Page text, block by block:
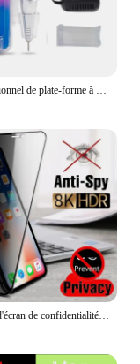
Kit professionnel de plate-forme à ongles, lime à ongles électrique Portable et Rechargeable, 35000 tr/min, pour vernis de manucure et pédicure en Gel acrylique
Protecteur d'écran de confidentialité à couverture complète, pour iPhone 11 12 13 14 15 Pro Max 8 Plus, meilleur verre Anti-espion 8K pour iPhone 16 PRO XR XS MAX